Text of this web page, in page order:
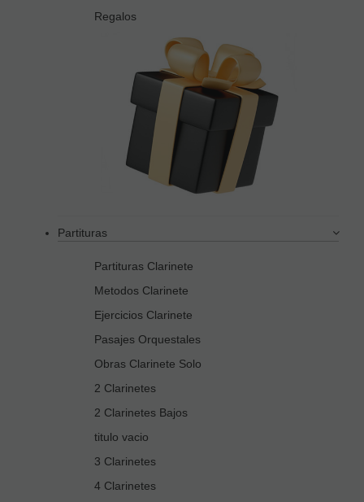
Regalos
Partituras
Partituras Clarinete
Metodos Clarinete
Ejercicios Clarinete
Pasajes Orquestales
Obras Clarinete Solo
2 Clarinetes
2 Clarinetes Bajos
titulo vacio
3 Clarinetes
4 Clarinetes